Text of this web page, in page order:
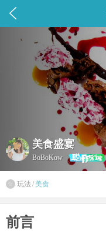

美食盛宴
BoBoKow
 玩法 /美食
前言